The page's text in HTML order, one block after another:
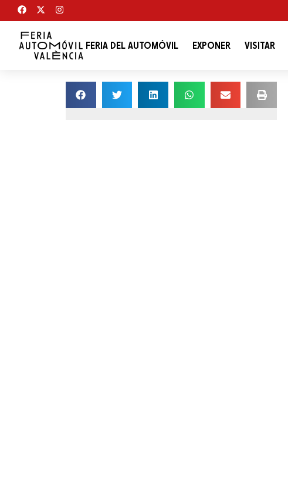
FERIA DEL AUTOMÓVIL EXPONER VISITAR